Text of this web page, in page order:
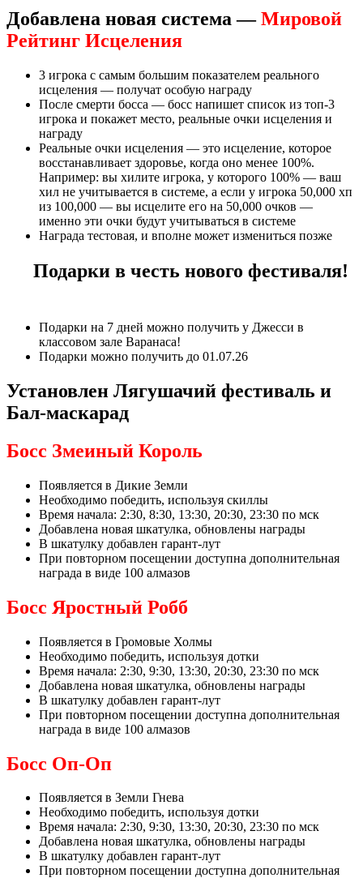
Добавлена новая система —Мировой
Рейтинг Исцеления
3 игрока с самым большим показателем реального
исцеления — получат особую награду
После смерти босса — босс напишет список из топ-3
игрока и покажет место, реальные очки исцеления и
награду
Реальные очки исцеления — это исцеление, которое
восстанавливает здоровье, когда оно менее 100%.
Например: вы хилите игрока, у которого 100% — ваш
хил не учитывается в системе, а если у игрока 50,000 хп
из 100,000 — вы исцелите его на 50,000 очков —
именно эти очки будут учитываться в системе
Награда тестовая, и вполне может измениться позже
Подарки в честь нового фестиваля!
Подарки на 7 дней можно получить у Джесси в
классовом зале Варанаса!
Подарки можно получить до 01.07.26
Установлен Лягушачий фестиваль и
Бал-маскарад
Босс Змеиный Король
Появляется в Дикие Земли
Необходимо победить, используя скиллы
Время начала: 2:30, 8:30, 13:30, 20:30, 23:30 по мск
Добавлена новая шкатулка, обновлены награды
В шкатулку добавлен гарант-лут
При повторном посещении доступна дополнительная
награда в виде 100 алмазов
Босс Яростный Робб
Появляется в Громовые Холмы
Необходимо победить, используя дотки
Время начала: 2:30, 9:30, 13:30, 20:30, 23:30 по мск
Добавлена новая шкатулка, обновлены награды
В шкатулку добавлен гарант-лут
При повторном посещении доступна дополнительная
награда в виде 100 алмазов
Босс Оп-Оп
Появляется в Земли Гнева
Необходимо победить, используя дотки
Время начала: 2:30, 9:30, 13:30, 20:30, 23:30 по мск
Добавлена новая шкатулка, обновлены награды
В шкатулку добавлен гарант-лут
При повторном посещении доступна дополнительная